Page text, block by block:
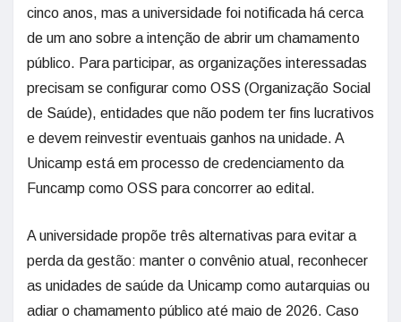
cinco anos, mas a universidade foi notificada há cerca
de um ano sobre a intenção de abrir um chamamento
público. Para participar, as organizações interessadas
precisam se configurar como OSS (Organização Social
de Saúde), entidades que não podem ter fins lucrativos
e devem reinvestir eventuais ganhos na unidade. A
Unicamp está em processo de credenciamento da
Funcamp como OSS para concorrer ao edital.
A universidade propõe três alternativas para evitar a
perda da gestão: manter o convênio atual, reconhecer
as unidades de saúde da Unicamp como autarquias ou
adiar o chamamento público até maio de 2026. Caso